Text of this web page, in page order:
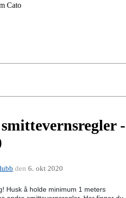
Cato
-
den 6. okt 2020
Husk å holde minimum 1 meters